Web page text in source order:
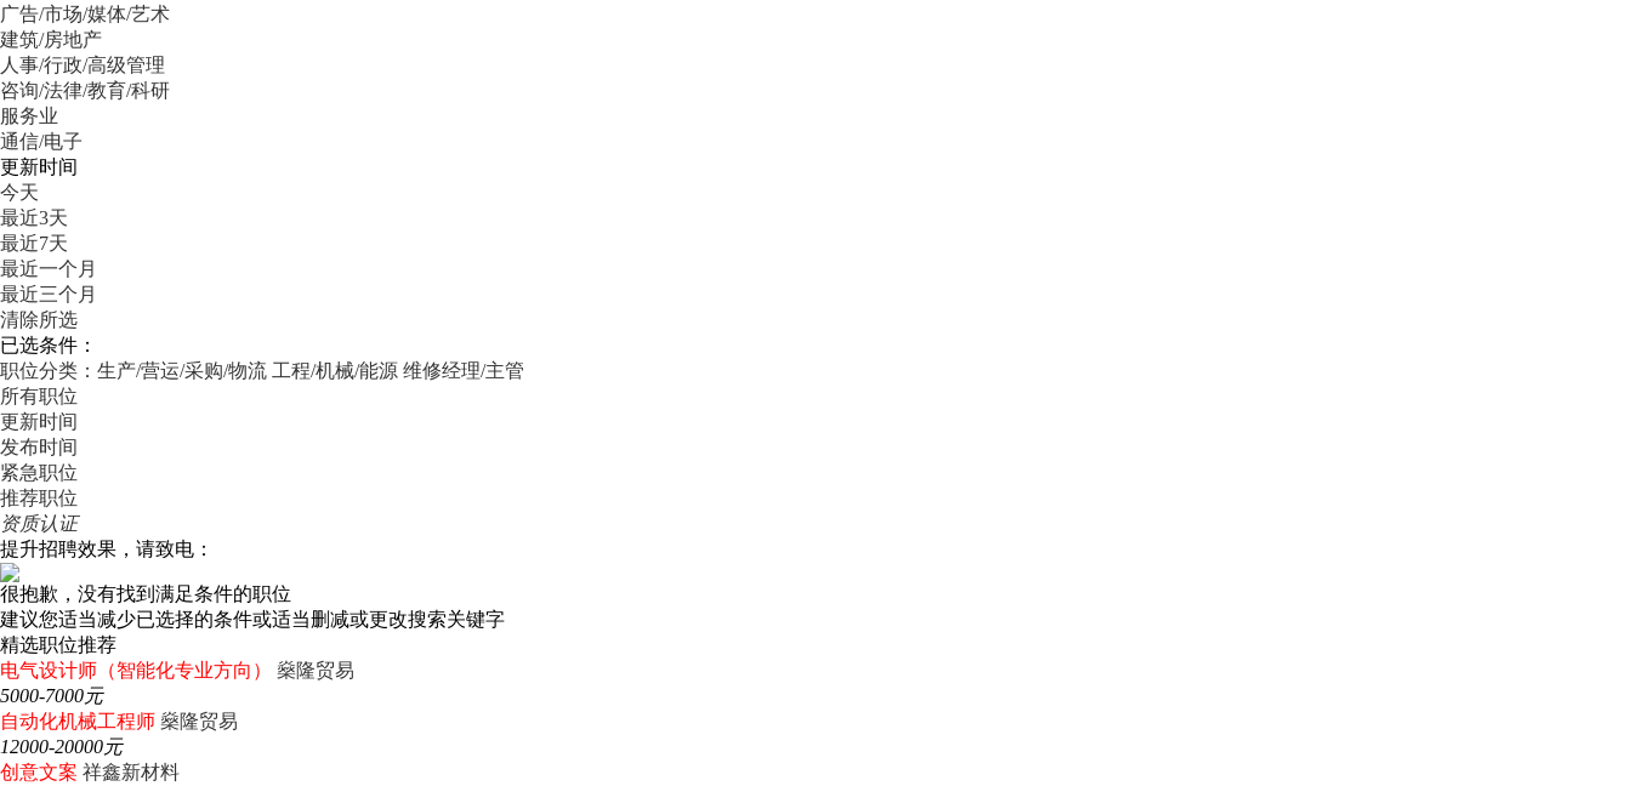
广告/市场/媒体/艺术
建筑/房地产
人事/行政/高级管理
咨询/法律/教育/科研
服务业
通信/电子
更新时间
今天
最近3天
最近7天
最近一个月
最近三个月
清除所选
已选条件：
职位分类：生产/营运/采购/物流 工程/机械/能源 维修经理/主管
所有职位
更新时间
发布时间
紧急职位
推荐职位
资质认证
提升招聘效果，请致电：
很抱歉，没有找到满足条件的职位
建议您适当减少已选择的条件或适当删减或更改搜索关键字
精选职位推荐
电气设计师（智能化专业方向）
燊隆贸易
5000-7000元
自动化机械工程师 燊隆贸易
12000-20000元
创意文案 祥鑫新材料